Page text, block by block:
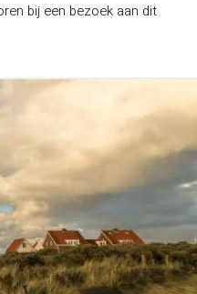
bij een bezoek aan dit